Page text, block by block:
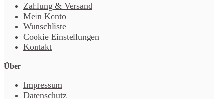
Zahlung & Versand
Mein Konto
Wunschliste
Cookie Einstellungen
Kontakt
Über
Impressum
Datenschutz